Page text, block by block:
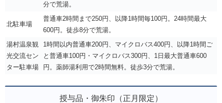
分で荒湯。
北駐車場
普通車2時間まで250円、以降1時間毎100円。24時間最大
600円。徒歩8分で荒湯。
湯村温泉観
光交流セン
ター駐車場
1時間以内普通車200円、マイクロバス400円、以降1時間ご
と普通車100円・マイクロバス300円、1日最大普通車600
円。薬師湯利用で2時間無料。徒歩3分で荒湯。
授与品・御朱印（正月限定）